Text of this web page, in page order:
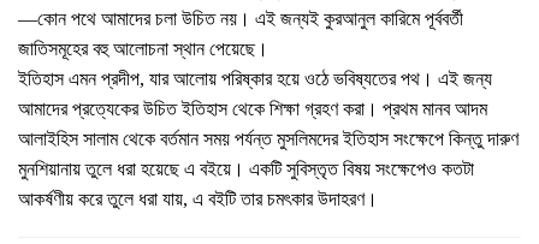
—কোন পথে আমাদের চলা উচিত নয়। এই জন্যই কুরআনুল কারিমে পূর্ববর্তী
জাতিসমূহের বহু আলোচনা স্থান পেয়েছে।
ইতিহাস এমন প্রদীপ, যার আলোয় পরিষ্কার হয়ে ওঠে ভবিষ্যতের পথ। এই জন্য
আমাদের প্রত্যেকের উচিত ইতিহাস থেকে শিক্ষা গ্রহণ করা। প্রথম মানব আদম
আলাইহিস সালাম থেকে বর্তমান সময় পর্যন্ত মুসলিমদের ইতিহাস সংক্ষেপে কিন্তু দারুণ
মুনশিয়ানায় তুলে ধরা হয়েছে এ বইয়ে। একটি সুবিস্তৃত বিষয় সংক্ষেপেও কতটা
আকর্ষণীয় করে তুলে ধরা যায়, এ বইটি তার চমৎকার উদাহরণ।